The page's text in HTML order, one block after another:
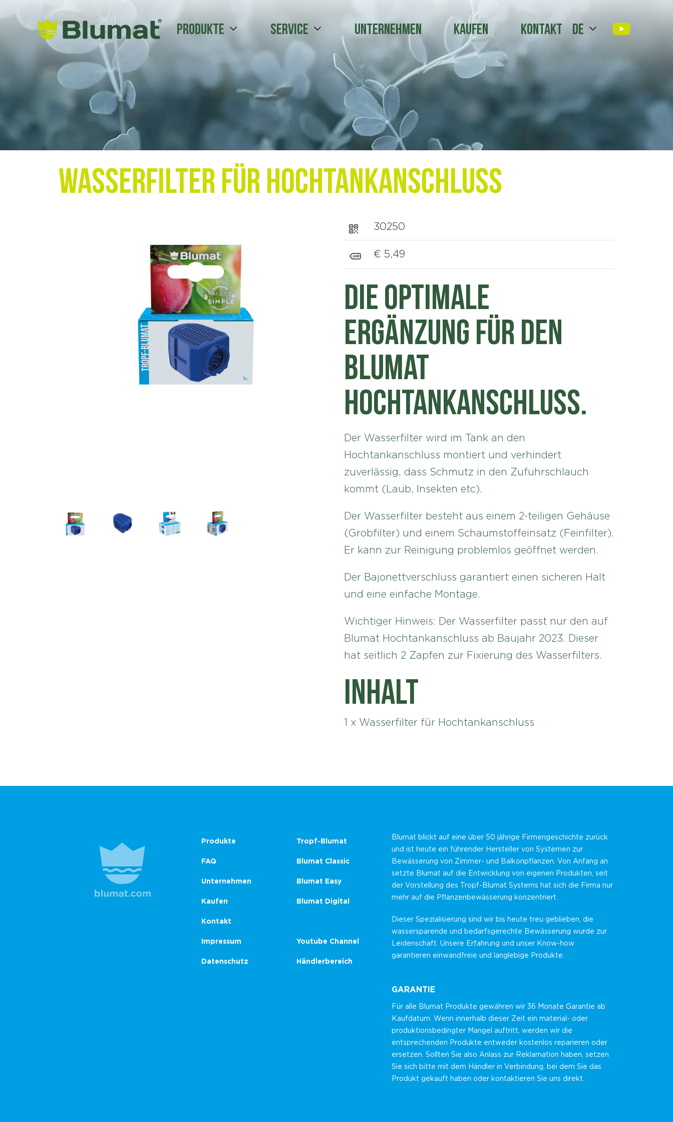
Produkte Service Unternehmen Kaufen Kontakt de
Wasserfilter für Hochtankanschluss
30250
€ 5,49
Die optimale
Ergänzung für den
Blumat
Hochtankanschluss.
Der Wasserfilter wird im Tank an den
Hochtankanschluss montiert und verhindert
zuverlässig, dass Schmutz in den Zufuhrschlauch
kommt (Laub, Insekten etc).
Der Wasserfilter besteht aus einem 2-teiligen Gehäuse
(Grobfilter) und einem Schaumstoffeinsatz (Feinfilter).
Er kann zur Reinigung problemlos geöffnet werden.
Der Bajonettverschluss garantiert einen sicheren Halt
und eine einfache Montage.
Wichtiger Hinweis: Der Wasserfilter passt nur den auf
Blumat Hochtankanschluss ab Baujahr 2023. Dieser
hat seitlich 2 Zapfen zur Fixierung des Wasserfilters.
Inhalt
1 x Wasserfilter für Hochtankanschluss
Produkte
FAQ
Unternehmen
Kaufen
Kontakt
Impressum
Datenschutz
Tropf-Blumat
Blumat Classic
Blumat Easy
Blumat Digital
Youtube Channel
Händlerbereich
Blumat blickt auf eine über 50 jährige Firmengeschichte zurück
und ist heute ein führender Hersteller von Systemen zur
Bewässerung von Zimmer- und Balkonpflanzen. Von Anfang an
setzte Blumat auf die Entwicklung von eigenen Produkten, seit
der Vorstellung des Tropf-Blumat Systems hat sich die Firma nur
mehr auf die Pflanzenbewässerung konzentriert.
Dieser Spezialisierung sind wir bis heute treu geblieben, die
wassersparende und bedarfsgerechte Bewässerung wurde zur
Leidenschaft. Unsere Erfahrung und unser Know-how
garantieren einwandfreie und langlebige Produkte.
GARANTIE
Für alle Blumat Produkte gewähren wir 36 Monate Garantie ab
Kaufdatum. Wenn innerhalb dieser Zeit ein material- oder
produktionsbedingter Mangel auftritt, werden wir die
entsprechenden Produkte entweder kostenlos reparieren oder
ersetzen. Sollten Sie also Anlass zur Reklamation haben, setzen
Sie sich bitte mit dem Händler in Verbindung, bei dem Sie das
Produkt gekauft haben oder kontaktieren Sie uns direkt.